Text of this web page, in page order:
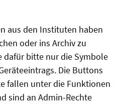
aus den Instituten haben
oder ins Archiv zu
dafür bitte nur die Symbole
Die Buttons
fallen unter die Funktionen
sind an Admin-Rechte